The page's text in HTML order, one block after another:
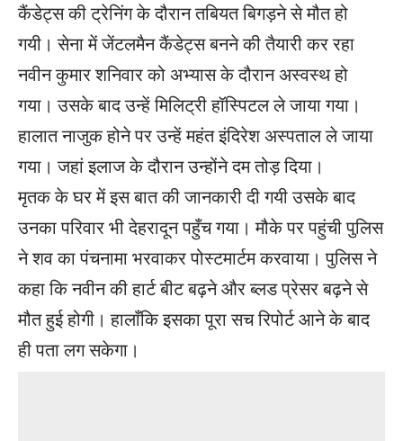
कैंडेट्स की ट्रेनिंग के दौरान तबियत बिगड़ने से मौत हो
गयी। सेना में जेंटलमैन कैंडेट्स बनने की तैयारी कर रहा
नवीन कुमार शनिवार को अभ्यास के दौरान अस्वस्थ हो
गया। उसके बाद उन्हें मिलिट्री हॉस्पिटल ले जाया गया।
हालात नाजुक होने पर उन्हें महंत इंदिरेश अस्पताल ले जाया
गया। जहां इलाज के दौरान उन्होंने दम तोड़ दिया।
मृतक के घर में इस बात की जानकारी दी गयी उसके बाद
उनका परिवार भी देहरादून पहुँच गया। मौके पर पहुंची पुलिस
ने शव का पंचनामा भरवाकर पोस्टमार्टम करवाया। पुलिस ने
कहा कि नवीन की हार्ट बीट बढ़ने और ब्लड प्रेसर बढ़ने से
मौत हुई होगी। हालाँकि इसका पूरा सच रिपोर्ट आने के बाद
ही पता लग सकेगा।